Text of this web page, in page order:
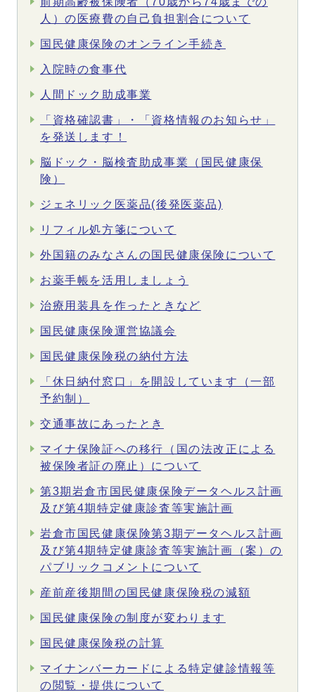
人）の医療費の自己負担割合について
国民健康保険のオンライン手続き
入院時の食事代
人間ドック助成事業
「資格確認書」・「資格情報のお知らせ」
を発送します！
脳ドック・脳検査助成事業（国民健康保
険）
ジェネリック医薬品(後発医薬品)
リフィル処方箋について
外国籍のみなさんの国民健康保険について
お薬手帳を活用しましょう
治療用装具を作ったときなど
国民健康保険運営協議会
国民健康保険税の納付方法
「休日納付窓口」を開設しています（一部
予約制）
交通事故にあったとき
マイナ保険証への移行（国の法改正による
被保険者証の廃止）について
第3期岩倉市国民健康保険データヘルス計画
及び第4期特定健康診査等実施計画
岩倉市国民健康保険第3期データヘルス計画
及び第4期特定健康診査等実施計画（案）の
パブリックコメントについて
産前産後期間の国民健康保険税の減額
国民健康保険の制度が変わります
国民健康保険税の計算
マイナンバーカードによる特定健診情報等
の閲覧・提供について